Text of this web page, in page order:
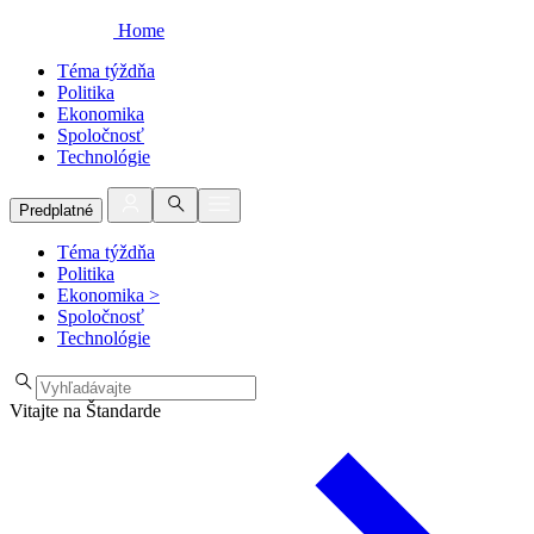
Home
Téma týždňa
Politika
Ekonomika
Spoločnosť
Technológie
Predplatné
Téma týždňa
Politika
Ekonomika >
Spoločnosť
Technológie
Vitajte na Štandarde